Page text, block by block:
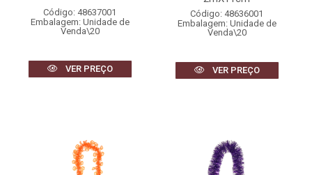
Código: 48637001
Embalagem: Unidade de
Venda\20
VER PREÇO
Código: 48636001
Embalagem: Unidade de
Venda\20
VER PREÇO